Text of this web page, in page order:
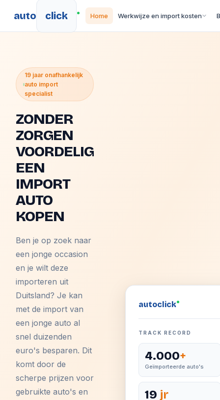
auto click Home Werkwijze en import kosten
19 jaar onafhankelijk
auto import
specialist
ZONDER
ZORGEN
VOORDELIG
EEN
IMPORT
AUTO
KOPEN
Ben je op zoek naar
een jonge occasion
en je wilt deze
importeren uit
Duitsland? Je kan
met de import van
een jonge auto al
snel duizenden
euro's besparen. Dit
komt door de
scherpe prijzen voor
gebruikte auto's en
autoclick
TRACK RECORD
4.000+
Geïmporteerde auto's
19 jr